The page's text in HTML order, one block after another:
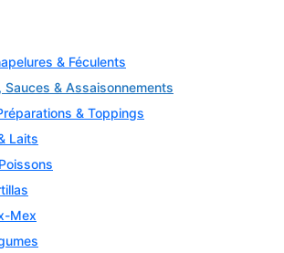
& Féculents
Sauces & Assaisonnements
& Toppings
Laits
Mex